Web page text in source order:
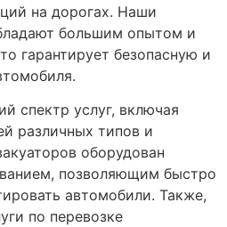
на дорогах. Наши
большим опытом и
гарантирует безопасную и
спектр услуг, включая
различных типов и
оборудован
позволяющим быстро
автомобили. Также,
по перевозке